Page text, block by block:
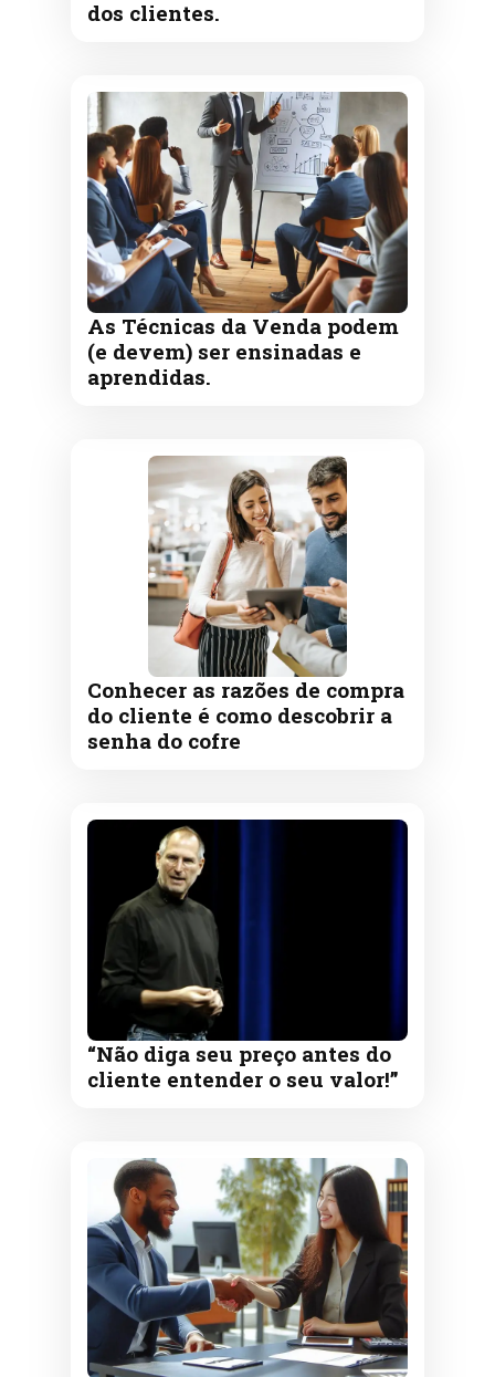
dos clientes.
As Técnicas da Venda podem
(e devem) ser ensinadas e
aprendidas.
Conhecer as razões de compra
do cliente é como descobrir a
senha do cofre
“Não diga seu preço antes do
cliente entender o seu valor!”